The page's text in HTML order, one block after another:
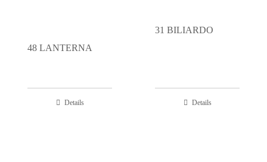
48 LANTERNA
Details
31 BILIARDO
Details